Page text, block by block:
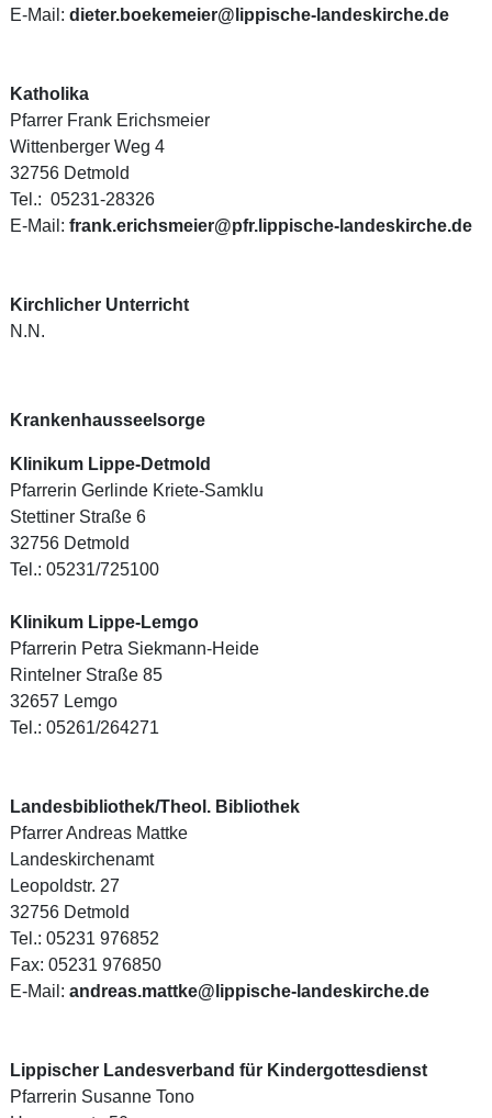
E-Mail: dieter.boekemeier@lippische-landeskirche.de
Katholika
Pfarrer Frank Erichsmeier
Wittenberger Weg 4
32756 Detmold
Tel.: 05231-28326
E-Mail: frank.erichsmeier@pfr.lippische-landeskirche.de
Kirchlicher Unterricht
N.N.
Krankenhausseelsorge
Klinikum Lippe-Detmold
Pfarrerin Gerlinde Kriete-Samklu
Stettiner Straße 6
32756 Detmold
Tel.: 05231/725100
Klinikum Lippe-Lemgo
Pfarrerin Petra Siekmann-Heide
Rintelner Straße 85
32657 Lemgo
Tel.: 05261/264271
Landesbibliothek/Theol. Bibliothek
Pfarrer Andreas Mattke
Landeskirchenamt
Leopoldstr. 27
32756 Detmold
Tel.: 05231 976852
Fax: 05231 976850
E-Mail: andreas.mattke@lippische-landeskirche.de
Lippischer Landesverband für Kindergottesdienst
Pfarrerin Susanne Tono